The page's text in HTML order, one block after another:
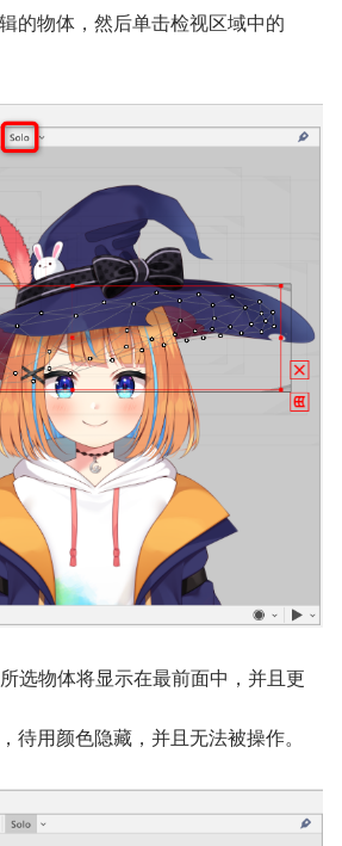
的物体，然后单击检视区域中的
选物体将显示在最前面中，并且更
待用颜色隐藏，并且无法被操作。